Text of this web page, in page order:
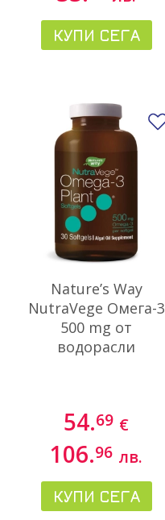
КУПИ СЕГА
Nature’s Way
NutraVege Oмега-3
500 mg от
водорасли
54.69 €
106.96 лв.
КУПИ СЕГА